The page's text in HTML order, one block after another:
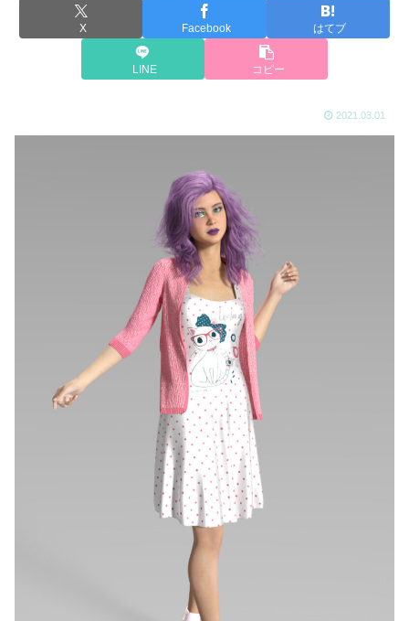
X Facebook はてブ
LINE コピー
2021.03.01